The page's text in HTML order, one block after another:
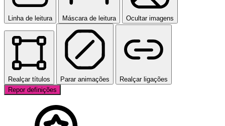
Linha de leitura Máscara de leitura Ocultar imagens
Realçar títulos Parar animações
Realçar ligações
Repor definições